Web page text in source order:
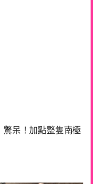
呆！加點整隻南極